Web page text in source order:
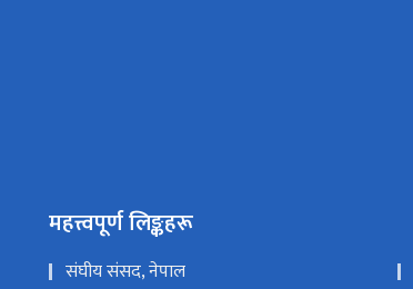
महत्त्वपूर्ण लिङ्कहरू
संघीय संसद, नेपाल